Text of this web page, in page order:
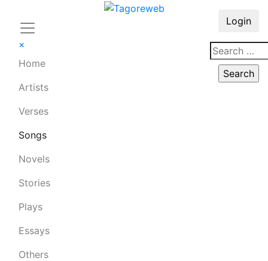
×
Home
Artists
Verses
Songs
Novels
Stories
Plays
Essays
Others
Login